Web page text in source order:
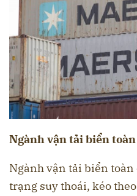
Ngành vận tải biển
Ngành vận tải biển
trạng suy thoái, kéo